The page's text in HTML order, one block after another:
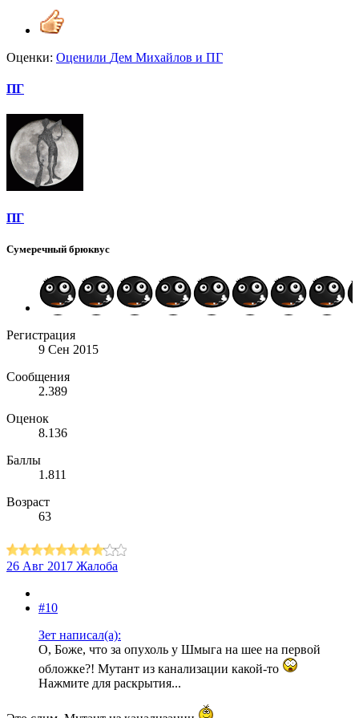
Оценки: Оценили Дем Михайлов и ПГ
ПГ
ПГ
Сумеречный брюквус
Регистрация
9 Сен 2015
Сообщения
2.389
Оценок
8.136
Баллы
1.811
Возраст
63
26 Авг 2017 Жалоба
#10
Зет написал(а):
О, Боже, что за опухоль у Шмыга на шее на первой
обложке?! Мутант из канализации какой-то
Нажмите для раскрытия...